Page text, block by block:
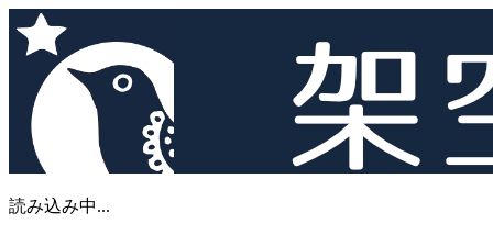
読み込み中...